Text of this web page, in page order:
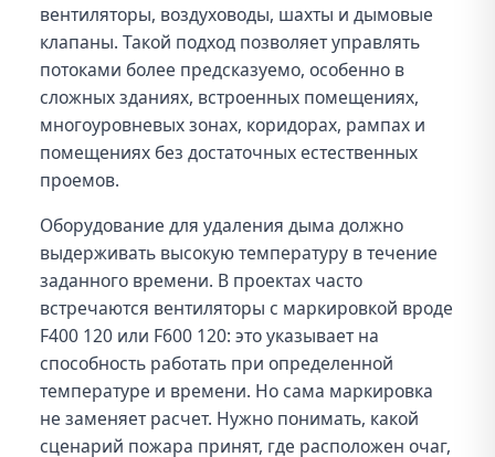
вентиляторы, воздуховоды, шахты и дымовые
клапаны. Такой подход позволяет управлять
потоками более предсказуемо, особенно в
сложных зданиях, встроенных помещениях,
многоуровневых зонах, коридорах, рампах и
помещениях без достаточных естественных
проемов.
Оборудование для удаления дыма должно
выдерживать высокую температуру в течение
заданного времени. В проектах часто
встречаются вентиляторы с маркировкой вроде
F400 120 или F600 120: это указывает на
способность работать при определенной
температуре и времени. Но сама маркировка
не заменяет расчет. Нужно понимать, какой
сценарий пожара принят, где расположен очаг,